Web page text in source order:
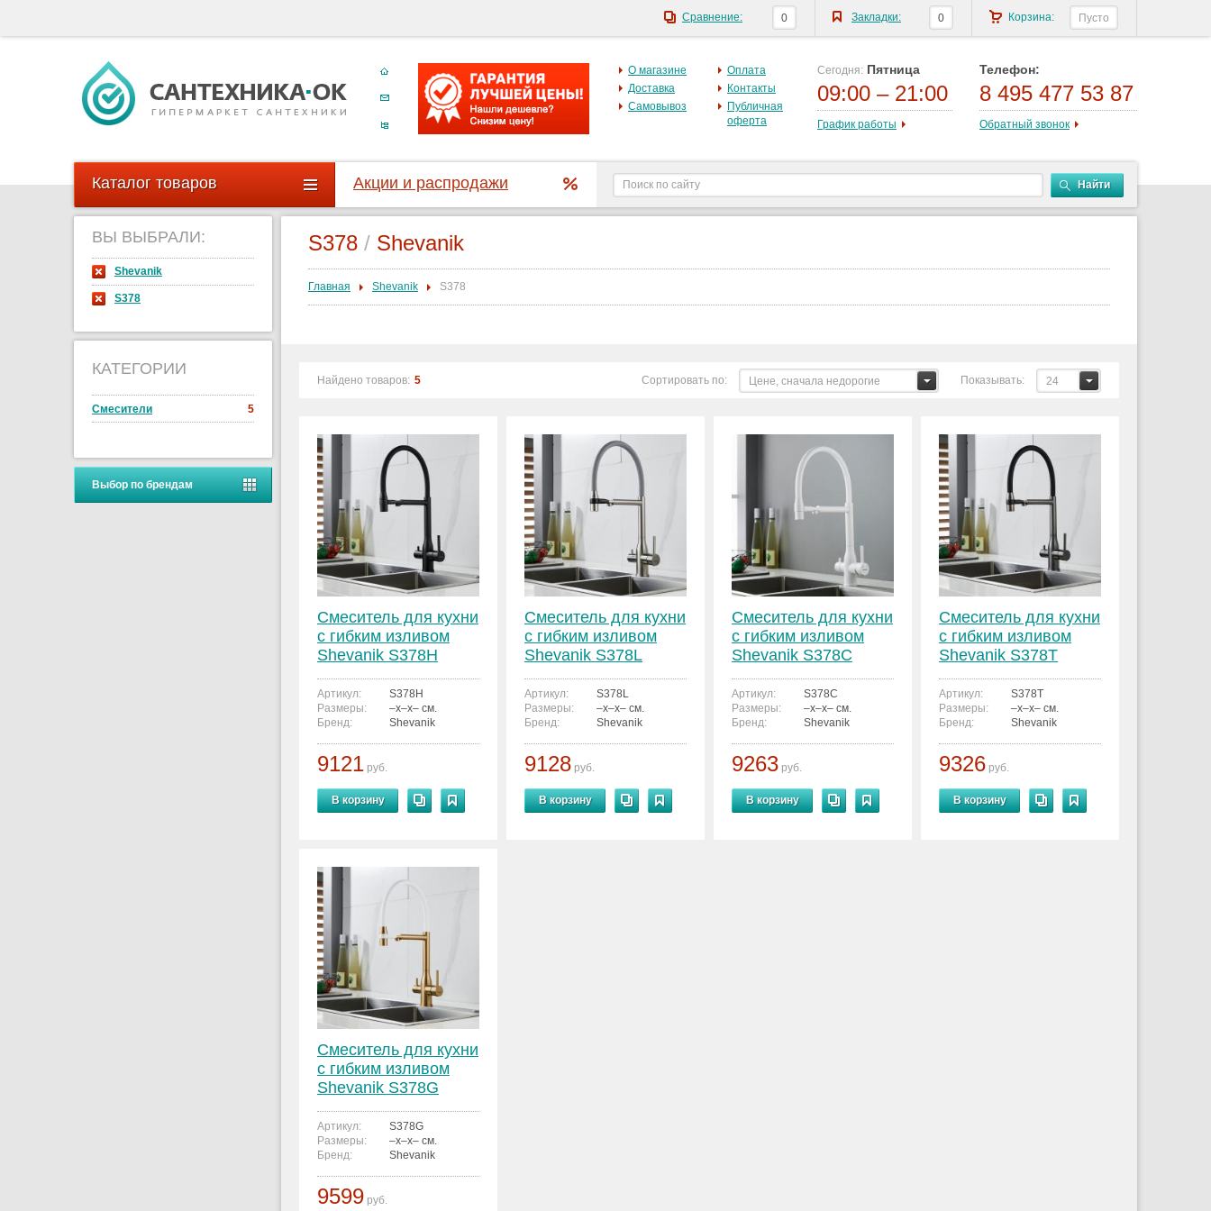
О магазине
Доставка
Самовывоз
Оплата
Контакты
Публичная
оферта
Сегодня: Пятница
09:00 – 21:00
График работы
Телефон:
8 495 477 53 87
Обратный звонок
Каталог товаров Акции и распродажи Найти
ВЫ ВЫБРАЛИ:
Shevanik
S378
КАТЕГОРИИ
5
Смесители
Выбор по брендам
S378 / Shevanik
Главная Shevanik S378
Найдено товаров: 5 Показывать: 24
Сортировать по: Цене, сначала недорогие
Смеситель для кухни
с гибким изливом
Shevanik S378H
Артикул:
S378H
Размеры:
–x–x– см.
Бренд:
Shevanik
9121 руб.
В корзину
Смеситель для кухни
с гибким изливом
Shevanik S378L
Артикул:
S378L
Размеры:
–x–x– см.
Бренд:
Shevanik
9128 руб.
В корзину
Смеситель для кухни
с гибким изливом
Shevanik S378C
Артикул:
S378C
Размеры:
–x–x– см.
Бренд:
Shevanik
9263 руб.
В корзину
Смеситель для кухни
с гибким изливом
Shevanik S378T
Артикул:
S378T
Размеры:
–x–x– см.
Бренд:
Shevanik
9326 руб.
В корзину
Смеситель для кухни
с гибким изливом
Shevanik S378G
Артикул:
S378G
Размеры:
–x–x– см.
Бренд:
Shevanik
9599 руб.
Корзина: Пусто
Закладки: 0
Сравнение: 0